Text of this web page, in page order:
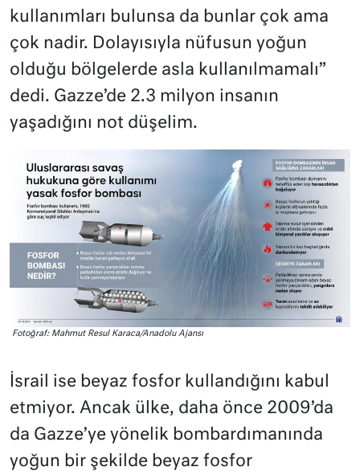
kullanımları bulunsa da bunlar çok ama
çok nadir. Dolayısıyla nüfusun yoğun
olduğu bölgelerde asla kullanılmamalı”
dedi. Gazze’de 2.3 milyon insanın
yaşadığını not düşelim.
Fotoğraf: Mahmut Resul Karaca/Anadolu Ajansı
İsrail ise beyaz fosfor kullandığını kabul
etmiyor. Ancak ülke, daha önce 2009’da
da Gazze’ye yönelik bombardımanında
yoğun bir şekilde beyaz fosfor